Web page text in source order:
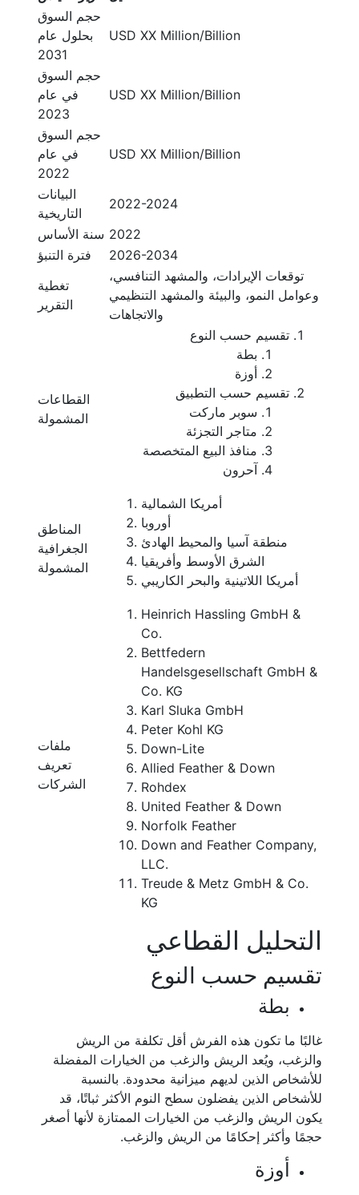
حجم السوق
بحلول عام
2031
USD XX Million/Billion
حجم السوق
في عام
2023
USD XX Million/Billion
حجم السوق
في عام
2022
USD XX Million/Billion
البيانات
التاريخية
2022-2024
سنة الأساس 2022
فترة التنبؤ
2026-2034
تغطية
التقرير
توقعات الإيرادات، والمشهد التنافسي،
وعوامل النمو، والبيئة والمشهد التنظيمي
والاتجاهات
القطاعات
المشمولة
تقسيم حسب النوع
بطة
أوزة
تقسيم حسب التطبيق
سوبر ماركت
متاجر التجزئة
منافذ البيع المتخصصة
آحرون
المناطق
الجغرافية
المشمولة
أمريكا الشمالية
أوروبا
منطقة آسيا والمحيط الهادئ
الشرق الأوسط وأفريقيا
أمريكا اللاتينية والبحر الكاريبي
ملفات
تعريف
الشركات
Heinrich Hassling GmbH &
Co.
Bettfedern
Handelsgesellschaft GmbH &
Co. KG
Karl Sluka GmbH
Peter Kohl KG
Down-Lite
Allied Feather & Down
Rohdex
United Feather & Down
Norfolk Feather
Down and Feather Company,
LLC.
Treude & Metz GmbH & Co.
KG
التحليل القطاعي
تقسيم حسب النوع
بطة
غالبًا ما تكون هذه الفرش أقل تكلفة من الريش
والزغب، ويُعد الريش والزغب من الخيارات المفضلة
للأشخاص الذين لديهم ميزانية محدودة. بالنسبة
للأشخاص الذين يفضلون سطح النوم الأكثر ثباتًا، قد
يكون الريش والزغب من الخيارات الممتازة لأنها أصغر
حجمًا وأكثر إحكامًا من الريش والزغب.
أوزة